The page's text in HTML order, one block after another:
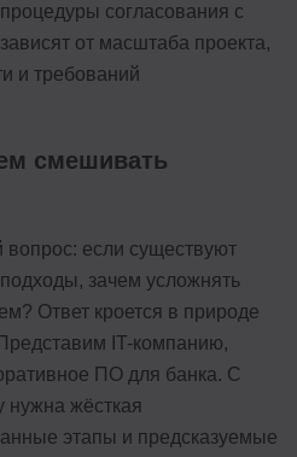
согласования с
от масштаба проекта,
и требований
смешивать
вопрос: если существуют
зачем усложнять
Ответ кроется в природе
IT-компанию,
ПО для банка. С
нужна жёсткая
этапы и предсказуемые